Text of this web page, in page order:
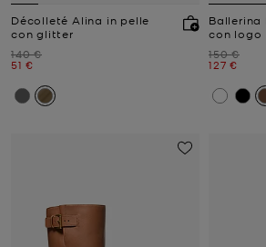
Décolleté Alina in pelle
con glitter
Prezzo iniziale
140 €
Prezzo attuale
51 €
Ballerina
con logo
Prezzo
150 €
Prezzo
127 €